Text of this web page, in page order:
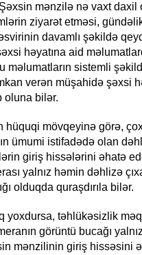
mənzilə nə vaxt daxil
ziyarət etməsi,
davamlı şəkildə
həyatına aid
məlumatların sistemli
verən müşahidə şəxsi
oluna bilər.
hüquqi mövqeyinə görə,
ümumi istifadədə olan
giriş hissələrini əhatə
yalnız həmin dəhlizə
olduqda quraşdırıla bilər.
yoxdursa, təhlükəsizlik
görüntü bucağı
mənzilinin giriş hissəsini